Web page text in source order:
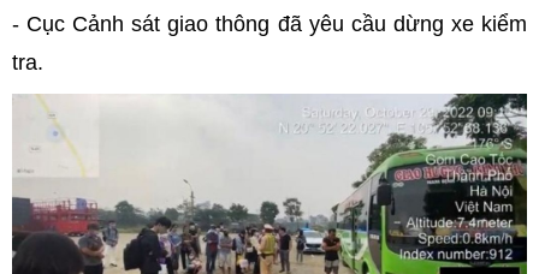
- Cục Cảnh sát giao thông đã yêu cầu dừng xe kiểm
tra.